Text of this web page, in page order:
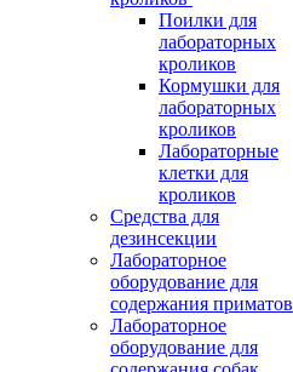
Поилки для
лабораторных
кроликов
Кормушки для
лабораторных
кроликов
Лабораторные
клетки для
кроликов
Средства для
дезинсекции
Лабораторное
оборудование для
содержания приматов
Лабораторное
оборудование для